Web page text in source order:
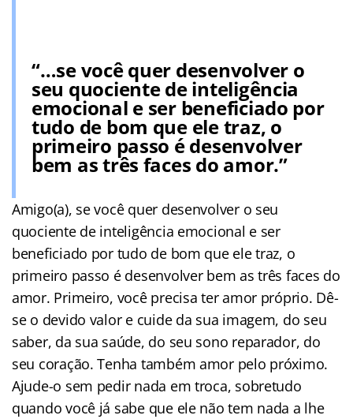
“…se você quer desenvolver o
seu quociente de inteligência
emocional e ser beneficiado por
tudo de bom que ele traz, o
primeiro passo é desenvolver
bem as três faces do amor.”
Amigo(a), se você quer desenvolver o seu
quociente de inteligência emocional e ser
beneficiado por tudo de bom que ele traz, o
primeiro passo é desenvolver bem as três faces do
amor. Primeiro, você precisa ter amor próprio. Dê-
se o devido valor e cuide da sua imagem, do seu
saber, da sua saúde, do seu sono reparador, do
seu coração. Tenha também amor pelo próximo.
Ajude-o sem pedir nada em troca, sobretudo
quando você já sabe que ele não tem nada a lhe